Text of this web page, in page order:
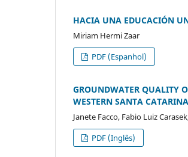
HACIA UNA EDUCACIÓN
Miriam Hermi Zaar
PDF (Espanhol)
GROUNDWATER QUALITY
WESTERN SANTA
Janete Facco, Fabio Luiz
PDF (Inglês)